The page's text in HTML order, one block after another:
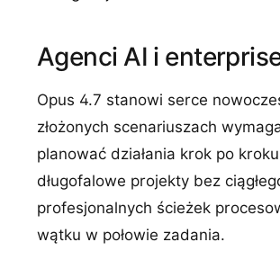
Agenci AI i
Opus 4.7 stanowi serce
złożonych scenariuszach
planować działania krok po
długofalowe projekty bez
profesjonalnych ścieżek
wątku w połowie zadania.